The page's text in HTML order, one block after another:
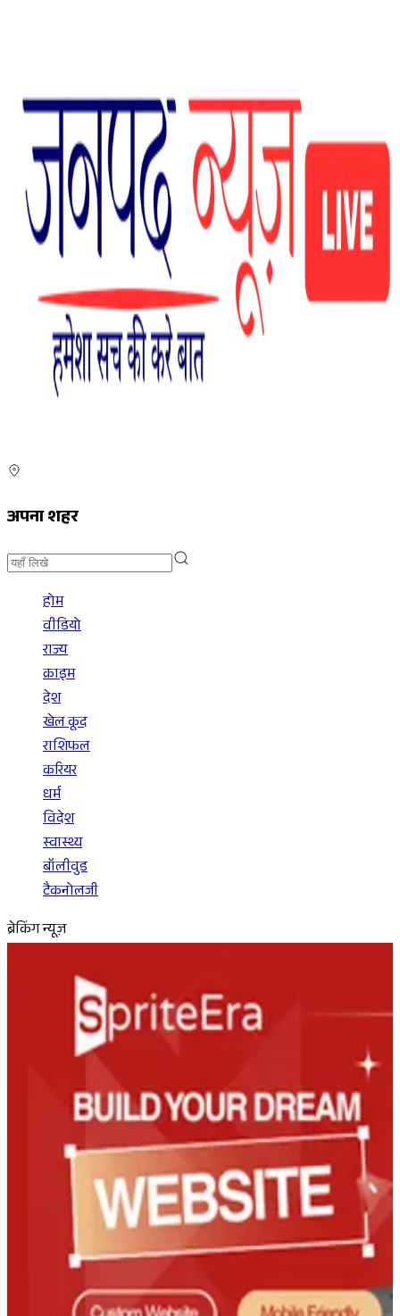
अपना शहर
होम
वीडियो
राज्य
क्राइम
देश
खेल कूद
राशिफल
करियर
धर्म
विदेश
स्वास्थ्य
बॉलीवुड
टैकनोलजी
ब्रेकिंग न्यूज़